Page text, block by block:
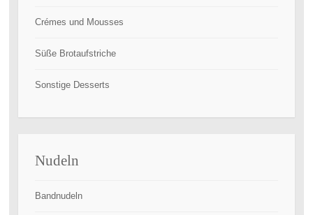
Crémes und Mousses
Süße Brotaufstriche
Sonstige Desserts
Nudeln
Bandnudeln